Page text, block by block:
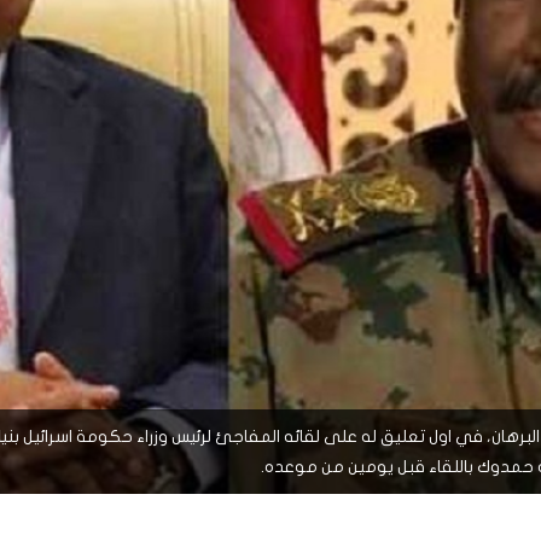
العربية.. كيف دفعت الحرب
إلى ذروتها؟
نشرة أخبار عاين الأسبوعية
شاهد لاحقاً
تضع ملايين السودانيين
النار والجوع
جروحٌ لا تُرى.. حرب السودان تمتد إلى
الصحة النفسية للملايين
في اول تعليق له على لقائه المفاجئ لرئيس وزراء حكومة اسرائيل
حمدوك باللقاء قبل يومين من موعده.